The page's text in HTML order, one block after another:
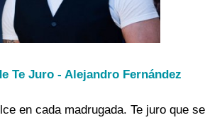
Te Juro - Alejandro Fernández
en cada madrugada. Te juro que